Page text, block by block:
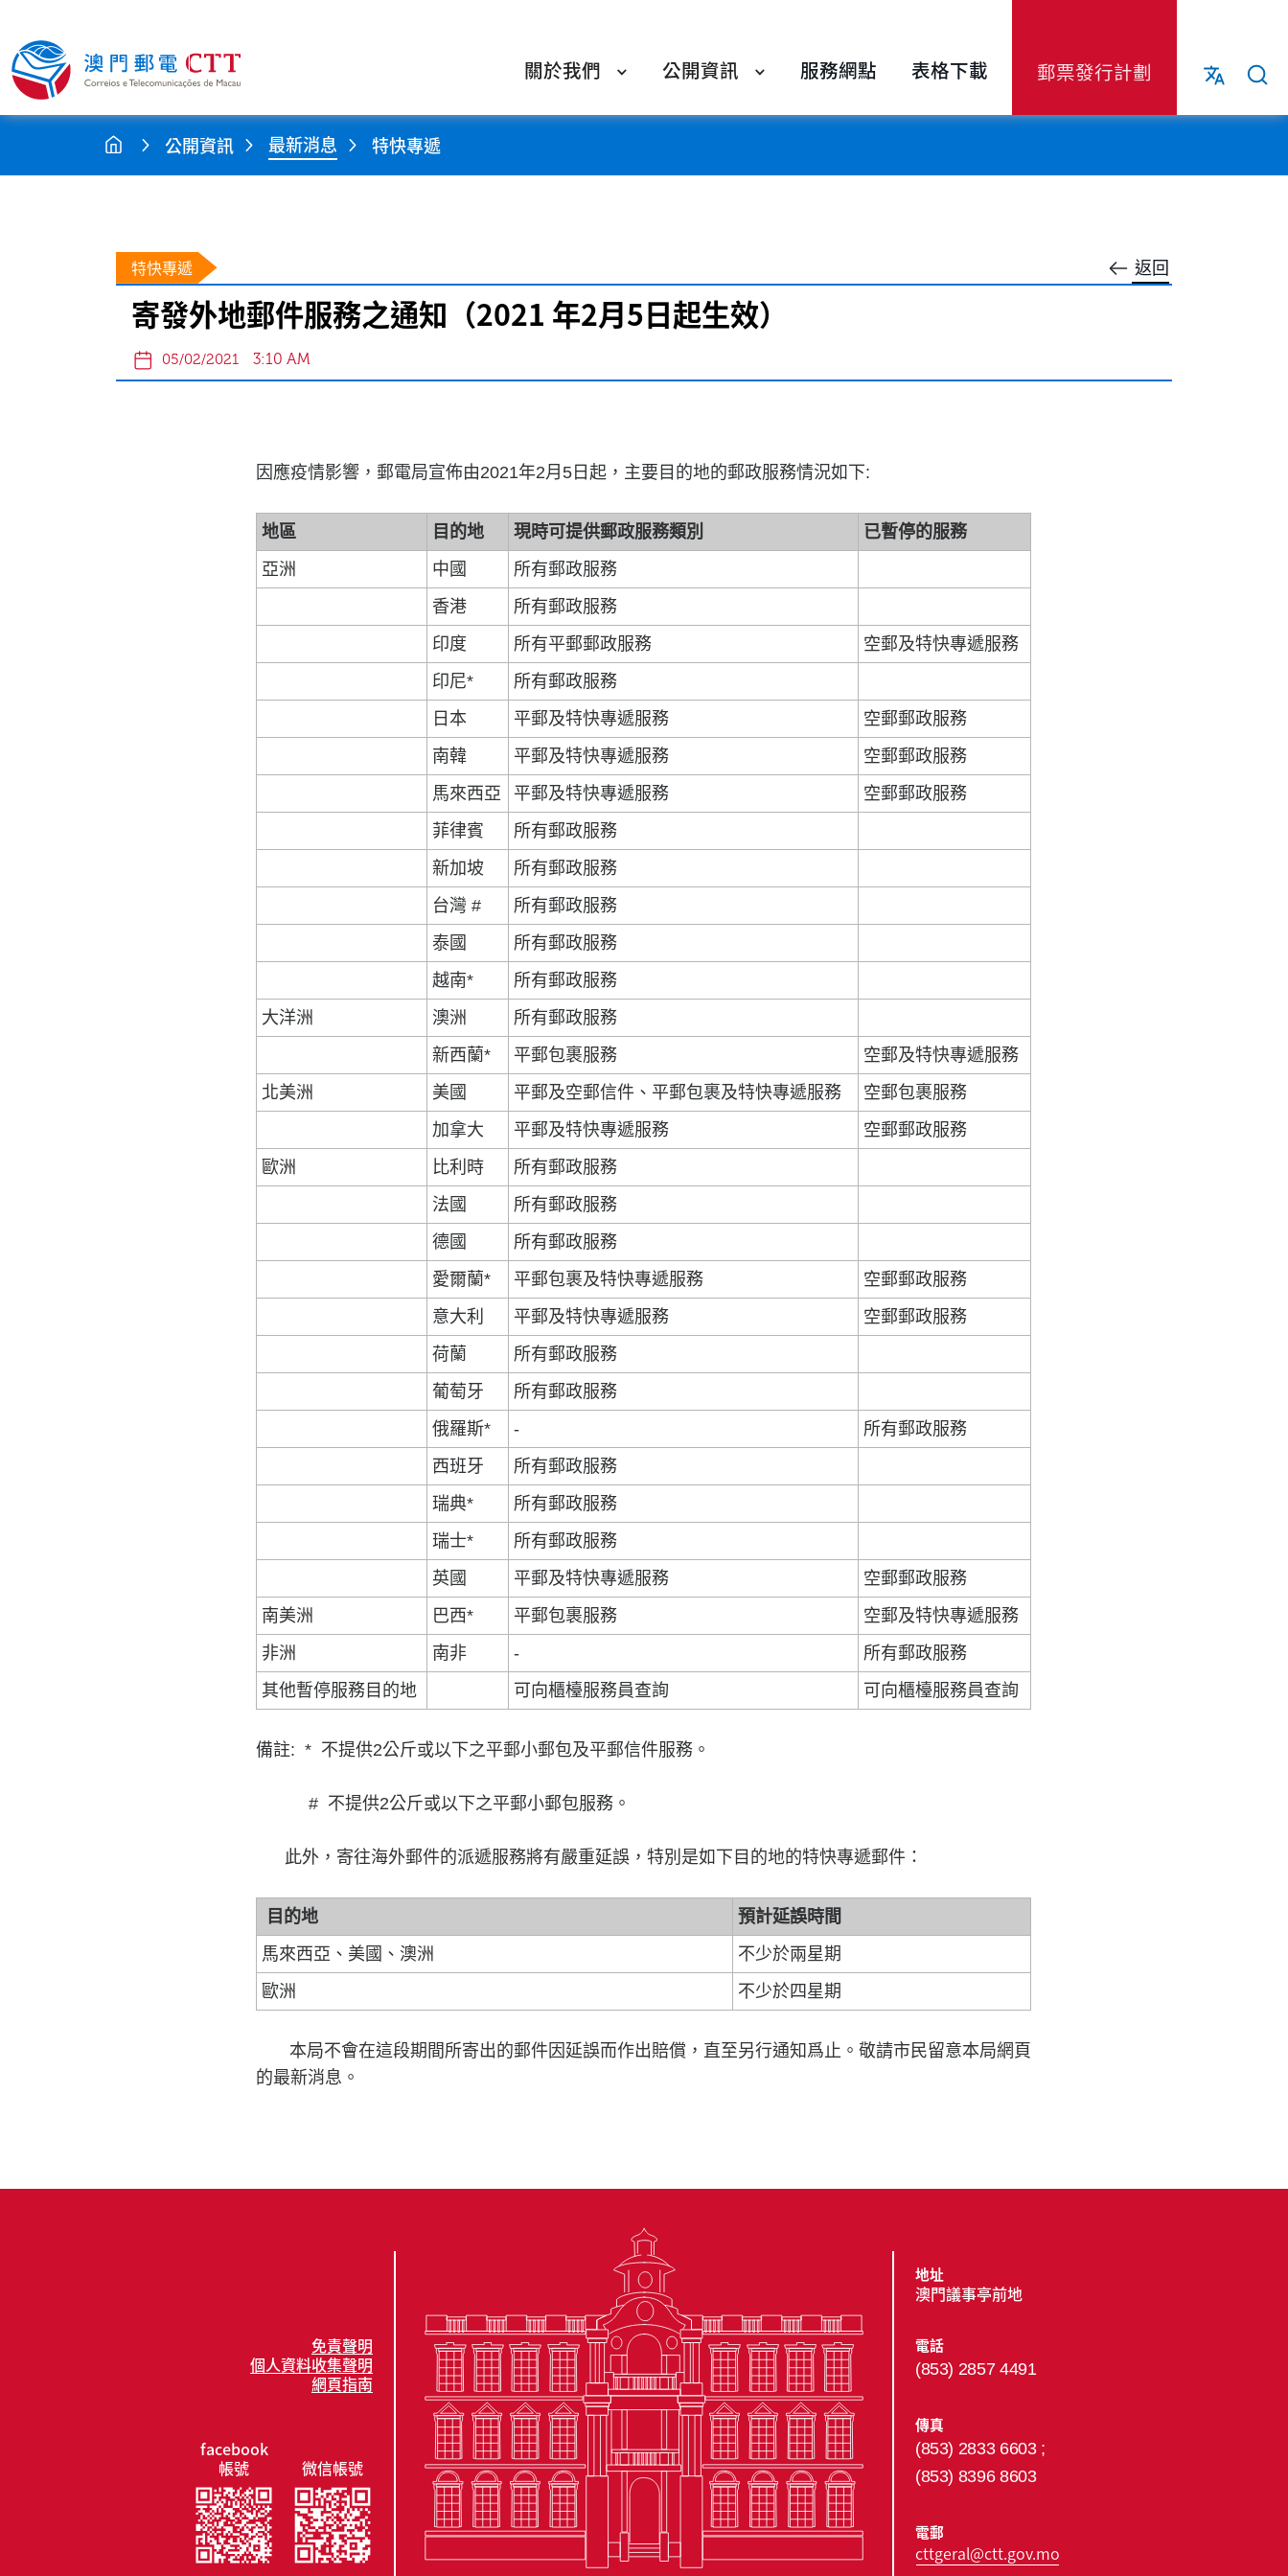
關於我們 公開資訊 服務網點 表格下載 郵票發行計劃
公開資訊 最新消息 特快專遞
返回
特快專遞
寄發外地郵件服務之通知（2021 年2月5日起生效）
05/02/2021 3:10 AM
因應疫情影響，郵電局宣佈由2021年2月5日起，主要目的地的郵政服務情況如下:
地區 目的地 現時可提供郵政服務類別
已暫停的服務
亞洲
中國
所有郵政服務
香港
所有郵政服務
印度
所有平郵郵政服務
空郵及特快專遞服務
印尼*
所有郵政服務
日本
平郵及特快專遞服務
空郵郵政服務
南韓
平郵及特快專遞服務
空郵郵政服務
馬來西亞
平郵及特快專遞服務
空郵郵政服務
菲律賓
所有郵政服務
新加坡
所有郵政服務
台灣 #
所有郵政服務
泰國
所有郵政服務
越南*
所有郵政服務
大洋洲
澳洲
所有郵政服務
新西蘭*
平郵包裹服務
空郵及特快專遞服務
北美洲
美國 平郵及空郵信件、平郵包裹及特快專遞服務
空郵包裹服務
加拿大
平郵及特快專遞服務
空郵郵政服務
歐洲
比利時
所有郵政服務
法國
所有郵政服務
德國
所有郵政服務
愛爾蘭*
平郵包裹及特快專遞服務
空郵郵政服務
意大利
平郵及特快專遞服務
空郵郵政服務
荷蘭
所有郵政服務
葡萄牙
所有郵政服務
俄羅斯*
-
所有郵政服務
西班牙
所有郵政服務
瑞典*
所有郵政服務
瑞士*
所有郵政服務
英國
平郵及特快專遞服務
空郵郵政服務
南美洲
巴西* 平郵包裹服務
空郵及特快專遞服務
非洲
南非 -
所有郵政服務
其他暫停服務目的地
可向櫃檯服務員查詢 可向櫃檯服務員查詢
備註: * 不提供2公斤或以下之平郵小郵包及平郵信件服務。
# 不提供2公斤或以下之平郵小郵包服務。
此外，寄往海外郵件的派遞服務將有嚴重延誤，特別是如下目的地的特快專遞郵件：
目的地
預計延誤時間
馬來西亞、美國、澳洲
不少於兩星期
歐洲
不少於四星期
本局不會在這段期間所寄出的郵件因延誤而作出賠償，直至另行通知爲止。敬請市民留意本局網頁
的最新消息。
免責聲明
個人資料收集聲明
網頁指南
facebook
帳號
微信帳號
地址
澳門議事亭前地
電話
(853) 2857 4491
傳真
(853) 2833 6603 ;
(853) 8396 8603
電郵
cttgeral@ctt.gov.mo